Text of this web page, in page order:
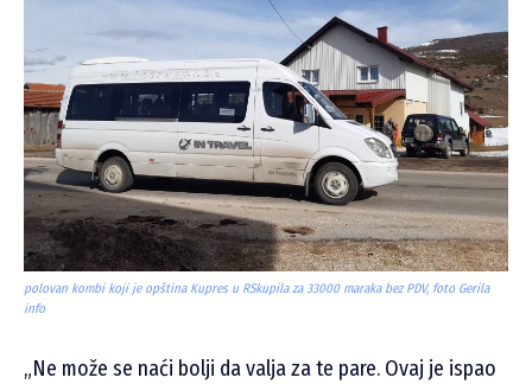
polovan kombi koji je opština Kupres u RSkupila za 33000 maraka bez PDV, foto Gerila
info
„Ne može se naći bolji da valja za te pare. Ovaj je ispao